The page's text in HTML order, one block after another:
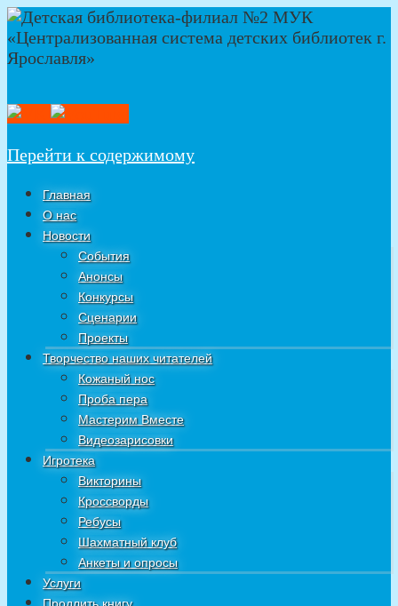
Перейти к содержимому
Главная
О нас
Новости
События
Анонсы
Конкурсы
Сценарии
Проекты
Творчество наших читателей
Кожаный нос
Проба пера
Мастерим Вместе
Видеозарисовки
Игротека
Викторины
Кроссворды
Ребусы
Шахматный клуб
Анкеты и опросы
Услуги